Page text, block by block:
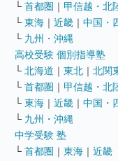
└ 首都圏 ｜ 甲信越・北
└ 東海 ｜ 近畿 ｜ 中国・
└ 九州・沖縄
高校受験 個別指導塾
└ 北海道 ｜ 東北 ｜ 北関
└ 首都圏 ｜ 甲信越・北
└ 東海 ｜ 近畿 ｜ 中国・
└ 九州・沖縄
中学受験 塾
└ 首都圏 ｜ 東海 ｜ 近畿